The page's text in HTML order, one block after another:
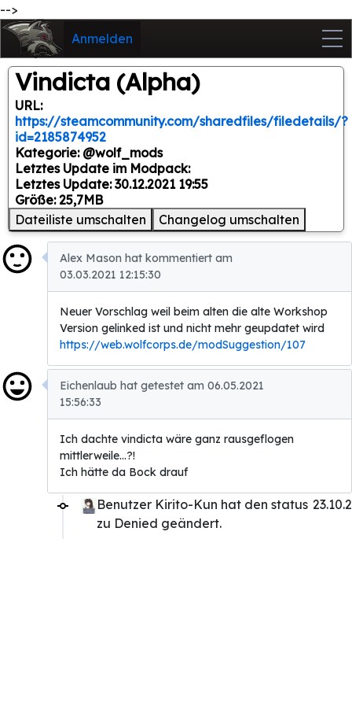
-->
Anmelden
Vindicta (Alpha)
URL:
https://steamcommunity.com/sharedfiles/filedetails/?
id=2185874952
Kategorie: @wolf_mods
Letztes Update im Modpack:
Letztes Update: 30.12.2021 19:55
Größe: 25,7MB
Dateiliste umschalten
Changelog umschalten
Alex Mason hat kommentiert am
03.03.2021 12:15:30
Neuer Vorschlag weil beim alten die alte Workshop
Version gelinked ist und nicht mehr geupdatet wird
https://web.wolfcorps.de/modSuggestion/107
Eichenlaub hat getestet am 06.05.2021
15:56:33
Ich dachte vindicta wäre ganz rausgeflogen
mittlerweile...?!
Ich hätte da Bock drauf
Benutzer Kirito-Kun hat den status
zu Denied geändert.